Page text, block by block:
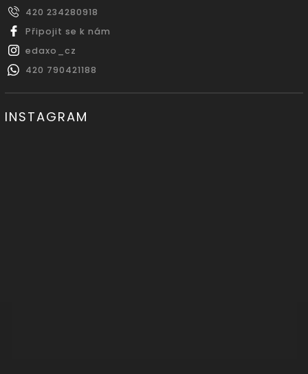
420 234280918
Připojit se k nám
edaxo_cz
420 790421188
INSTAGRAM